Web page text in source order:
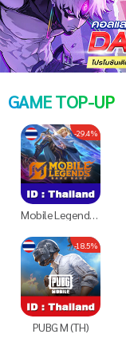
GAME TOP-UP
-29.4%
Mobile Legends Bang Bang (เฉพาะไอดี TH)
-18.5%
PUBG M (TH)